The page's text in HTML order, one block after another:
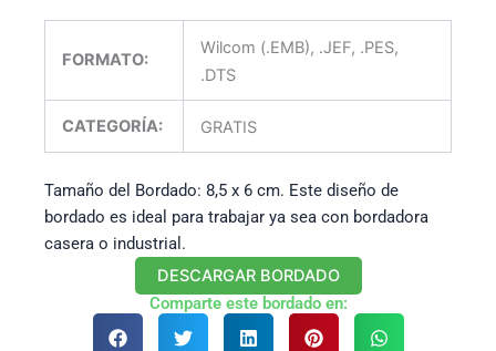
FORMATO:
Wilcom (.EMB), .JEF, .PES,
.DTS
CATEGORÍA: GRATIS
Tamaño del Bordado: 8,5 x 6 cm. Este diseño de
bordado es ideal para trabajar ya sea con bordadora
casera o industrial.
DESCARGAR BORDADO
Comparte este bordado en: